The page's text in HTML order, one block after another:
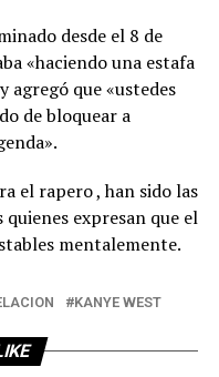
desde el 8 de
«haciendo una estafa
que «ustedes
de bloquear a
el rapero , han sido las
expresan que el
mentalemente.
KANYE WEST